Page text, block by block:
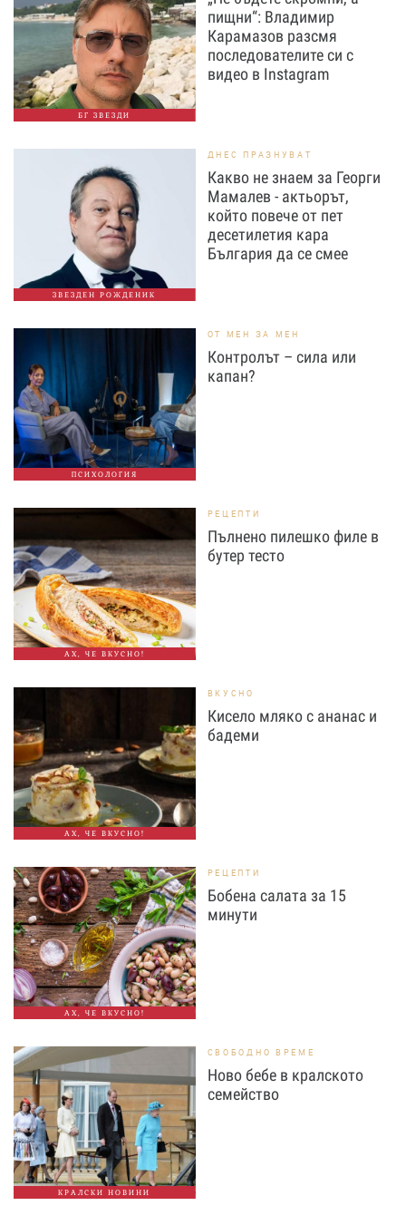
БГ ЗВЕЗДИ
пищни“: Владимир
Карамазов разсмя
последователите си с
видео в Instagram
ЗВЕЗДЕН РОЖДЕНИК
ДНЕС ПРАЗНУВАТ
Какво не знаем за Георги
Мамалев - актьорът,
който повече от пет
десетилетия кара
България да се смее
ПСИХОЛОГИЯ
ОТ МЕН ЗА МЕН
Контролът – сила или
капан?
АХ, ЧЕ ВКУСНО!
РЕЦЕПТИ
Пълнено пилешко филе в
бутер тесто
АХ, ЧЕ ВКУСНО!
ВКУСНО
Кисело мляко с ананас и
бадеми
АХ, ЧЕ ВКУСНО!
РЕЦЕПТИ
Бобена салата за 15
минути
КРАЛСКИ НОВИНИ
СВОБОДНО ВРЕМЕ
Ново бебе в кралското
семейство